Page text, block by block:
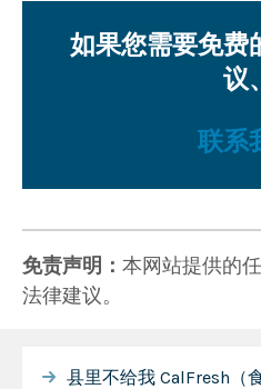
如果您需要免费
议、
联系
免责声明： 本网站提供的
法律建议。
县里不给我 CalFresh（